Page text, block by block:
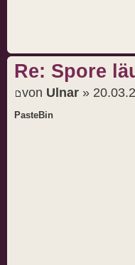
Re: Spore
von Ulnar »
PasteBin